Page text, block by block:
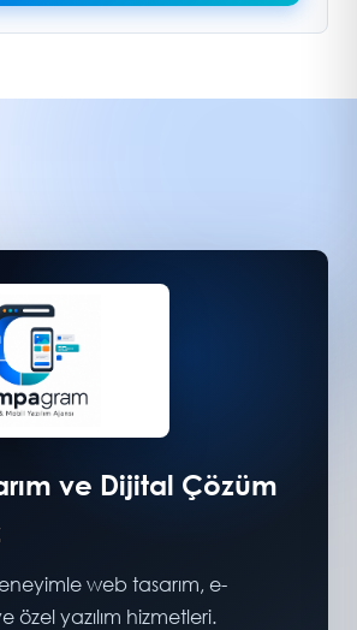
ve Dijital Çözüm
web tasarım, e-
özel yazılım hizmetleri.